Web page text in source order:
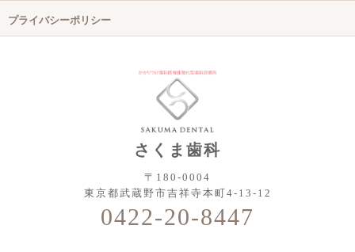
プライバシーポリシー
さくま歯科
〒180-0004
東京都武蔵野市吉祥寺本町4-13-12
0422-20-8447